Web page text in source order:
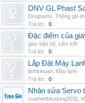
DNV GL Phast
Drograms Thông gió
Trả lời:
0
Đặc điểm của
giày bảo hộ Liên kết
Trả lời:
0
Lắp Đặt Máy
tinhtrieuan Máy lạnh
Trả lời:
0
Nhận sửa Servo
suathietbitudong3011